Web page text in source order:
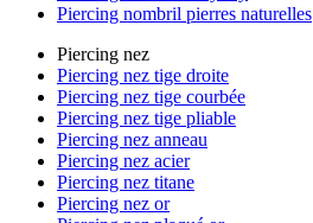
Piercing nombril pierres naturelles
Piercing nez
Piercing nez tige droite
Piercing nez tige courbée
Piercing nez tige pliable
Piercing nez anneau
Piercing nez acier
Piercing nez titane
Piercing nez or